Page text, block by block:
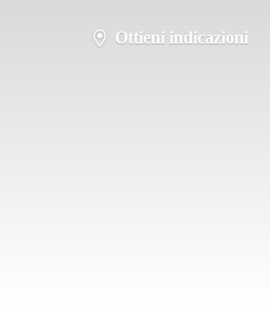
Ottieni indicazioni